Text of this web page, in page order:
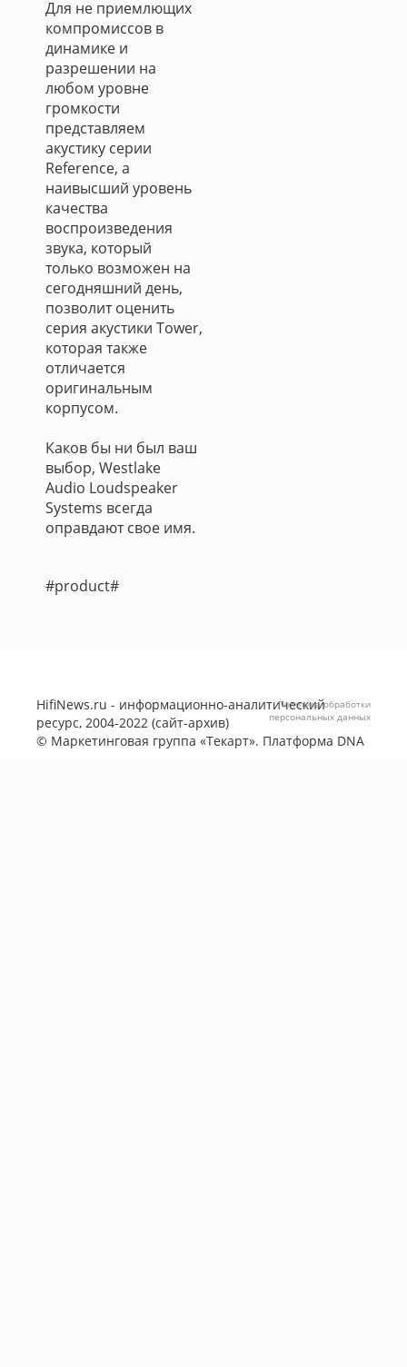
Для не приемлющих
компромиссов в
динамике и
разрешении на
любом уровне
громкости
представляем
акустику серии
Reference, а
наивысший уровень
качества
воспроизведения
звука, который
только возможен на
сегодняшний день,
позволит оценить
серия акустики Tower,
которая также
отличается
оригинальным
корпусом.
Каков бы ни был ваш
выбор, Westlake
Audio Loudspeaker
Systems всегда
оправдают свое имя.
#product#
HifiNews.ru - информационно-аналитический
ресурс, 2004-2022 (сайт-архив)
© Маркетинговая группа «Текарт». Платформа DNA
Политика обработки
персональных данных